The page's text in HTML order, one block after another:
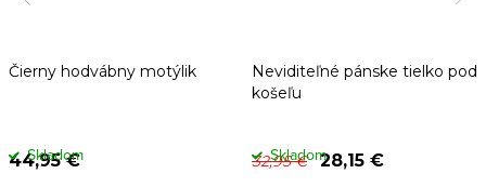
Čierny hodvábny motýlik
44,95 €
Skladom
Neviditeľné pánske tielko pod
košeľu
32,95 € 28,15 €
Skladom